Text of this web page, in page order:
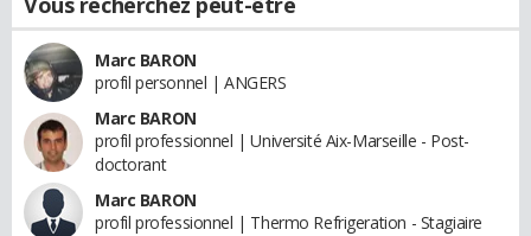
Marc BARON
profil personnel | ANGERS
Marc BARON
profil professionnel | Université Aix-Marseille - Post-
doctorant
Marc BARON
profil professionnel | Thermo Refrigeration - Stagiaire